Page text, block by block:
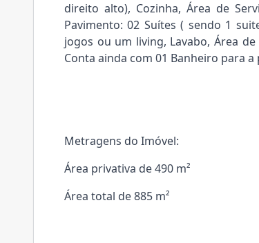
direito alto), Cozinha, Área de
Pavimento: 02 Suítes ( sendo 1
jogos ou um living, Lavabo, Área
Conta ainda com 01 Banheiro para
Metragens do Imóvel:
Área privativa de 490 m²
Área total de 885 m²